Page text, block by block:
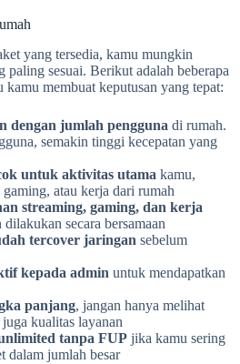
yang tersedia, kamu mungkin
sesuai. Berikut adalah beberapa
membuat keputusan yang tepat:
dengan jumlah pengguna di rumah.
semakin tinggi kecepatan yang
untuk aktivitas utama kamu,
atau kerja dari rumah
streaming, gaming, dan kerja
secara bersamaan
tercover jaringan sebelum
kepada admin untuk mendapatkan
panjang, jangan hanya melihat
kualitas layanan
tanpa FUP jika kamu sering
dalam jumlah besar